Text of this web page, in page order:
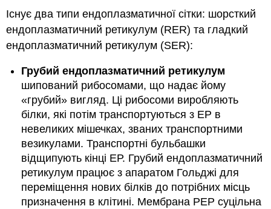
Існує два типи ендоплазматичної сітки: шорсткий
ендоплазматичний ретикулум (RER) та гладкий
ендоплазматичний ретикулум (SER):
Грубий ендоплазматичний ретикулум
шипований рибосомами, що надає йому
«грубий» вигляд. Ці рибосоми виробляють
білки, які потім транспортуються з ЕР в
невеликих мішечках, званих транспортними
везикулами. Транспортні бульбашки
відщипують кінці ЕР. Грубий ендоплазматичний
ретикулум працює з апаратом Гольджі для
переміщення нових білків до потрібних місць
призначення в клітині. Мембрана РЕР суцільна